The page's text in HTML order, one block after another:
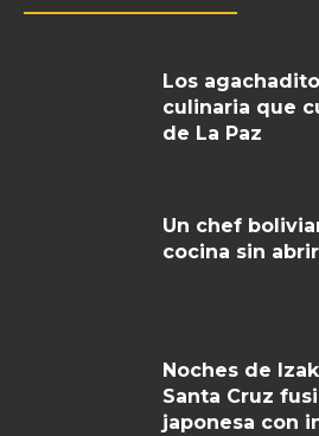
Los
culinaria que
de La Paz
Un chef
cocina sin
Noches de
Santa Cruz
japonesa con